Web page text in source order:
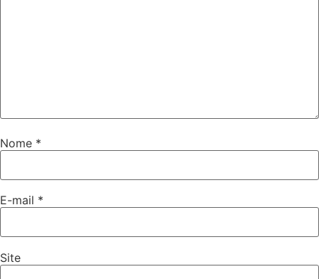
Nome *
E-mail *
Site